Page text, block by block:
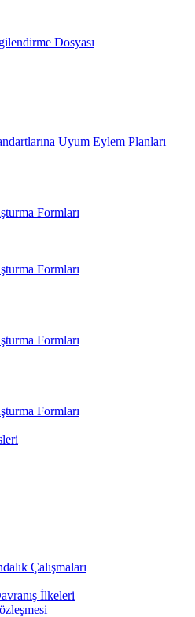
Dosyası
Uyum Eylem Planları
Formları
Formları
Formları
Formları
Çalışmaları
İlkeleri